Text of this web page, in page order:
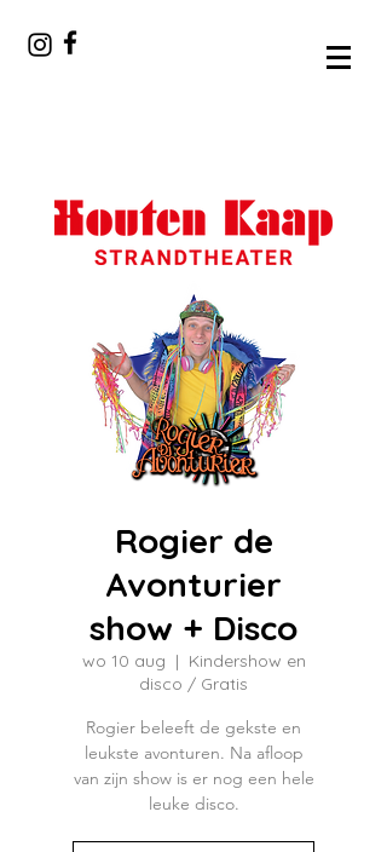
Rogier de
Avonturier
show + Disco
wo 10 aug
  |
Kindershow en
disco / Gratis
Rogier beleeft de gekste en
leukste avonturen. Na afloop
van zijn show is er nog een hele
leuke disco.